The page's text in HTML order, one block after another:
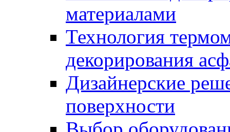
материалами
Технология
декорирования
Дизайнерские
поверхности